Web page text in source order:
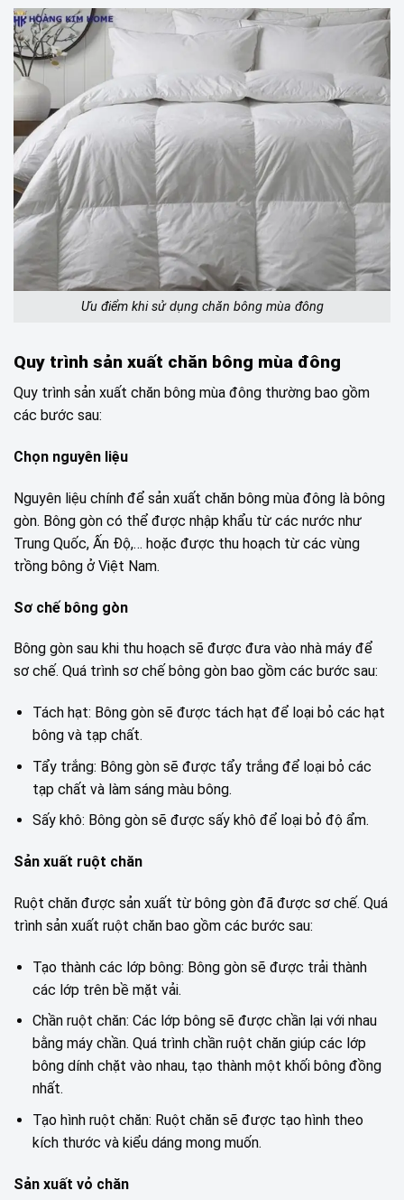
Ưu điểm khi sử dụng chăn bông mùa đông
Quy trình sản xuất chăn bông mùa đông
Quy trình sản xuất chăn bông mùa đông thường bao gồm
các bước sau:
Chọn nguyên liệu
Nguyên liệu chính để sản xuất chăn bông mùa đông là bông
gòn. Bông gòn có thể được nhập khẩu từ các nước như
Trung Quốc, Ấn Độ,… hoặc được thu hoạch từ các vùng
trồng bông ở Việt Nam.
Sơ chế bông gòn
Bông gòn sau khi thu hoạch sẽ được đưa vào nhà máy để
sơ chế. Quá trình sơ chế bông gòn bao gồm các bước sau:
Tách hạt: Bông gòn sẽ được tách hạt để loại bỏ các hạt
bông và tạp chất.
Tẩy trắng: Bông gòn sẽ được tẩy trắng để loại bỏ các
tạp chất và làm sáng màu bông.
Sấy khô: Bông gòn sẽ được sấy khô để loại bỏ độ ẩm.
Sản xuất ruột chăn
Ruột chăn được sản xuất từ bông gòn đã được sơ chế. Quá
trình sản xuất ruột chăn bao gồm các bước sau:
Tạo thành các lớp bông: Bông gòn sẽ được trải thành
các lớp trên bề mặt vải.
Chần ruột chăn: Các lớp bông sẽ được chần lại với nhau
bằng máy chần. Quá trình chần ruột chăn giúp các lớp
bông dính chặt vào nhau, tạo thành một khối bông đồng
nhất.
Tạo hình ruột chăn: Ruột chăn sẽ được tạo hình theo
kích thước và kiểu dáng mong muốn.
Sản xuất vỏ chăn